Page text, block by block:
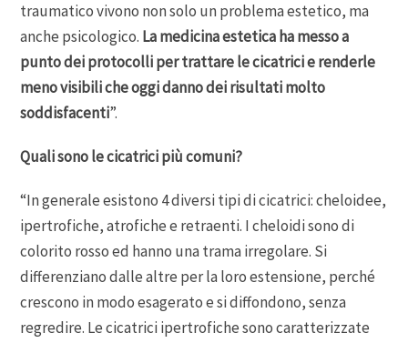
traumatico vivono non solo un problema estetico, ma
anche psicologico. La medicina estetica ha messo a
punto dei protocolli per trattare le cicatrici e renderle
meno visibili che oggi danno dei risultati molto
soddisfacenti”.
Quali sono le cicatrici più comuni?
“In generale esistono 4 diversi tipi di cicatrici: cheloidee,
ipertrofiche, atrofiche e retraenti. I cheloidi sono di
colorito rosso ed hanno una trama irregolare. Si
differenziano dalle altre per la loro estensione, perché
crescono in modo esagerato e si diffondono, senza
regredire. Le cicatrici ipertrofiche sono caratterizzate